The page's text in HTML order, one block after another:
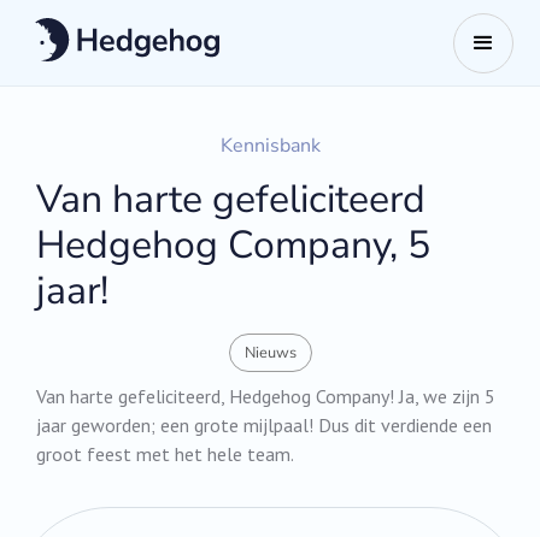
Kennisbank
Van harte gefeliciteerd
Hedgehog Company, 5
jaar!
Nieuws
Van harte gefeliciteerd, Hedgehog Company! Ja, we zijn 5
jaar geworden; een grote mijlpaal! Dus dit verdiende een
groot feest met het hele team.